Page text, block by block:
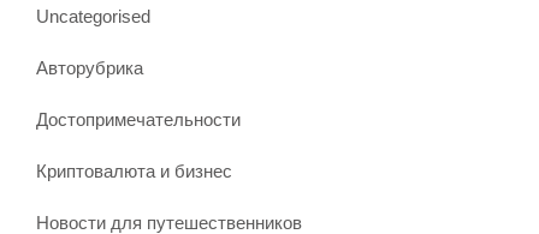
Uncategorised
Авторубрика
Достопримечательности
Криптовалюта и бизнес
Новости для путешественников